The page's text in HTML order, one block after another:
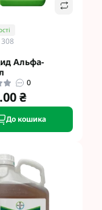
Альфа-
0
₴
До кошика